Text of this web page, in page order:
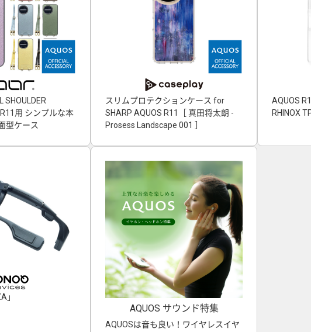
SHOULDER
用 シンプルな本
型ケース
スリムプロテクションケース for
SHARP AQUOS R11［ 真田将太朗 -
Prosess Landscape 001 ］
AQUOS
RHINOX
」
AQUOS サウンド特集
AQUOSは音も良い！ワイヤレスイヤ